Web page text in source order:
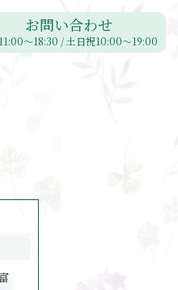
お問い合わせ
〜18:30 / 土日祝10:00〜19:00